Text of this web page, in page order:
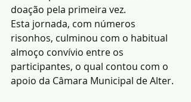
doação pela primeira vez.
Esta jornada, com números
risonhos, culminou com o habitual
almoço convívio entre os
participantes, o qual contou com o
apoio da Câmara Municipal de Alter.